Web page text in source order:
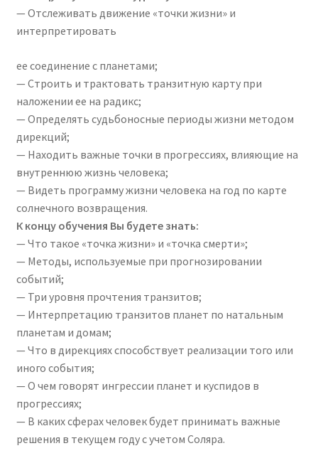
— Отслеживать движение «точки жизни» и
интерпретировать
ее соединение с планетами;
— Строить и трактовать транзитную карту при
наложении ее на радикс;
— Определять судьбоносные периоды жизни методом
дирекций;
— Находить важные точки в прогрессиях, влияющие на
внутреннюю жизнь человека;
— Видеть программу жизни человека на год по карте
солнечного возвращения.
К концу обучения Вы будете знать:
— Что такое «точка жизни» и «точка смерти»;
— Методы, используемые при прогнозировании
событий;
— Три уровня прочтения транзитов;
— Интерпретацию транзитов планет по натальным
планетам и домам;
— Что в дирекциях способствует реализации того или
иного события;
— О чем говорят ингрессии планет и куспидов в
прогрессиях;
— В каких сферах человек будет принимать важные
решения в текущем году с учетом Соляра.